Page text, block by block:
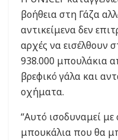
βοήθεια στη Γάζα
αντικείμενα δεν
αρχές να εισέλθουν
938.000 μπουλάκια
βρεφικό γάλα και
οχήματα.
“Αυτό ισοδυναμεί
μπουκάλια που θα